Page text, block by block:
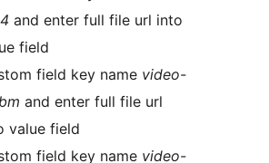
and enter full file url into
field
field key name video-
and enter full file url
value field
field key name video-